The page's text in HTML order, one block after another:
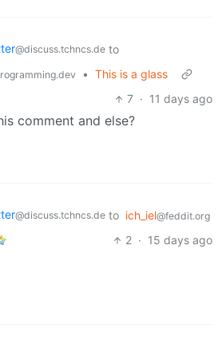
@discuss.tchncs.de to
• This is a glass
7 · 11 days ago
comment and else?
@discuss.tchncs.de to ich_iel@feddit.org
2 · 15 days ago